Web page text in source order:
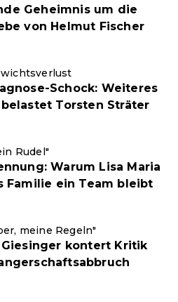
Geheimnis um die
von Helmut Fischer
Schock: Weiteres
Torsten Sträter
Rudel"
Warum Lisa Maria
Familie ein Team bleibt
meine Regeln"
kontert Kritik